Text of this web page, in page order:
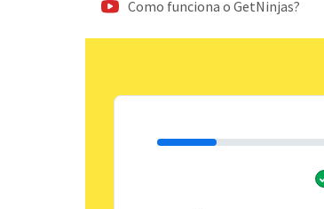
Como funciona o GetNinjas?